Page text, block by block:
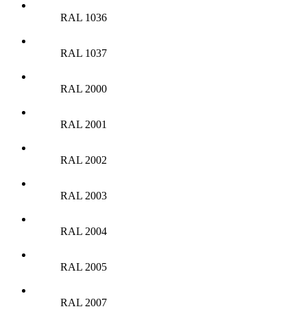
RAL 1036
RAL 1037
RAL 2000
RAL 2001
RAL 2002
RAL 2003
RAL 2004
RAL 2005
RAL 2007